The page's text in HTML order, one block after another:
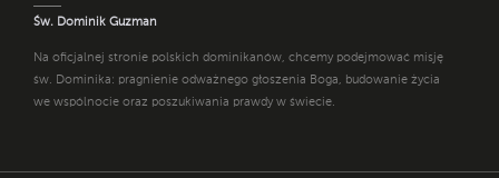
Św. Dominik Guzman
Na oficjalnej stronie polskich dominikanów, chcemy podejmować misję
św. Dominika: pragnienie odważnego głoszenia Boga, budowanie życia
we wspólnocie oraz poszukiwania prawdy w świecie.